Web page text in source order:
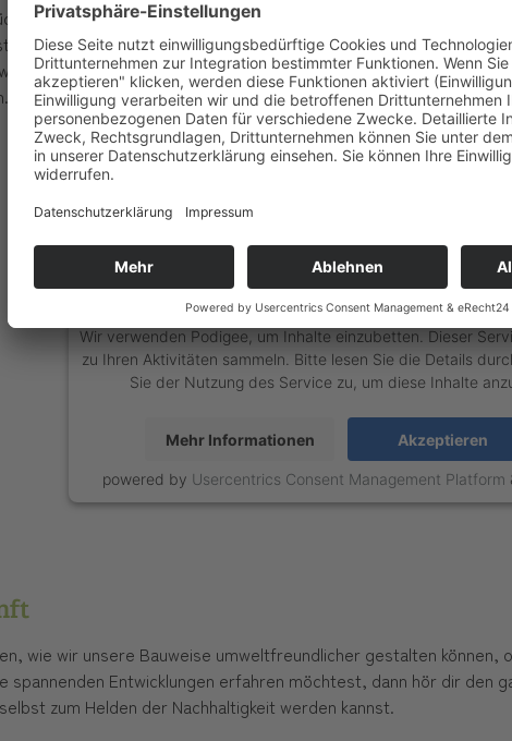
Antike Steine aus alten Häusern bieten eine
zu recyceln. Die Charakteristik dieser Steine
Etwas und spart gleichzeitig CO₂-Emissionen, da sie
Ein Schritt in Richtung Nachhaltigkeit mit Geschichte und
Wir benötigen Ihre Zustimmung, um den
laden!
Wir verwenden Podigee, um Inhalte einzubetten. Dieser
zu Ihren Aktivitäten sammeln. Bitte lesen Sie die Details
Sie der Nutzung des Service zu, um diese Inhalte
Mehr Informationen Akzeptieren
powered by Usercentrics Consent Management Platform
wie wir unsere Bauweise umweltfreundlicher gestalten können,
Entwicklungen erfahren möchtest, dann hör dir den
zum Helden der Nachhaltigkeit werden kannst.